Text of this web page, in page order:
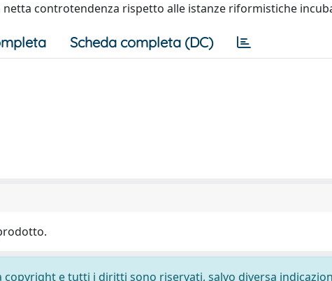
controtendenza rispetto alle istanze riformistiche
Scheda completa (DC)
e tutti i diritti sono riservati, salvo diversa